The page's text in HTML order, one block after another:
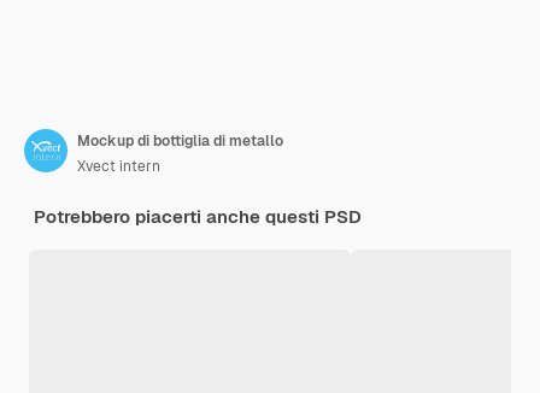
Mockup di bottiglia di metallo
Xvect intern
Potrebbero piacerti anche questi PSD